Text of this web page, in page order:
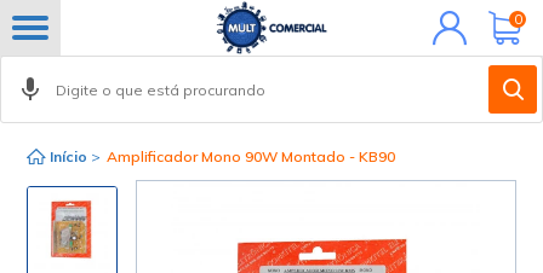
Minha
conta
0
Início > Amplificador Mono 90W Montado - KB90